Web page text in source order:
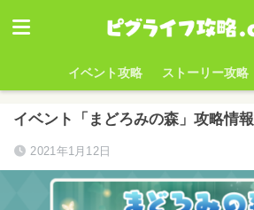
イベント攻略 ストーリー攻略
イベント「まどろみの森」攻略情報
2021年1月12日